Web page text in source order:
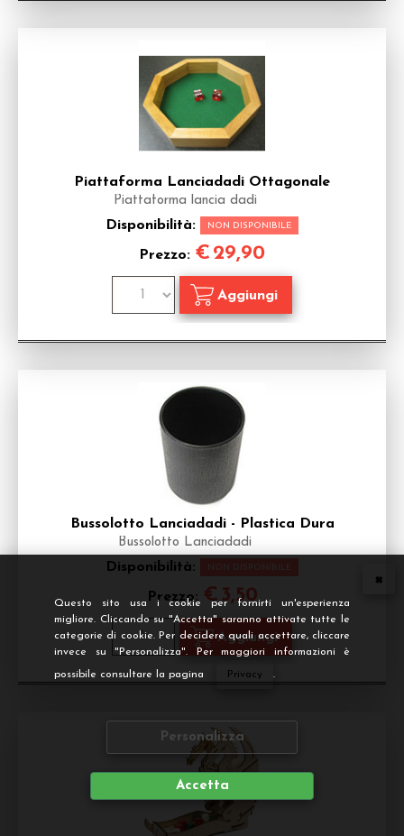
Questo sito usa i cookie per fornirti un'esperienza
migliore. Cliccando su "Accetta" saranno attivate tutte le
categorie di cookie. Per decidere quali accettare, cliccare
invece su "Personalizza". Per maggiori informazioni è
possibile consultare la pagina Privacy .
Personalizza
Accetta
Piattaforma Lanciadadi Ottagonale
Piattaforma lancia dadi
Disponibilità: NON DISPONIBILE
Prezzo: € 29,90
Bussolotto Lanciadadi - Plastica Dura
Bussolotto Lanciadadi
Disponibilità:
Prezzo: € 3,50